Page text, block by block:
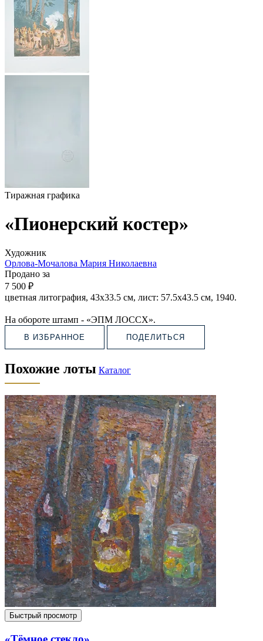
Тиражная графика
«Пионерский костер»
Художник
Орлова-Мочалова Мария Николаевна
Продано за
7 500 ₽
цветная литография, 43х33.5 см, лист: 57.5х43.5 см, 1940.
На обороте штамп - «ЭПМ ЛОССХ».
В ИЗБРАННОЕ ПОДЕЛИТЬСЯ
Похожие лоты Каталог
Быстрый просмотр